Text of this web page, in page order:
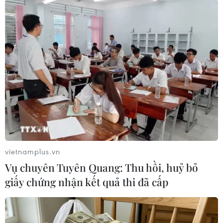
#Hezbollah #Lực lượng Phòng vệ Israel
Israel
Liban
vietnamplus.vn
Vụ chuyên Tuyên Quang: Thu hồi, huỷ bỏ
giấy chứng nhận kết quả thi đã cấp